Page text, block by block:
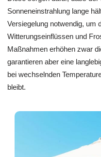
Sonneneinstrahlung lange
Versiegelung notwendig, um
Witterungseinflüssen und
Maßnahmen erhöhen zwar
garantieren aber eine
bei wechselnden
bleibt.